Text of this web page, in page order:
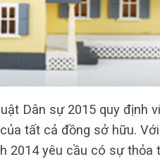
Dân sự 2015 quy định
tất cả đồng sở hữu.
2014 yêu cầu có sự thỏa